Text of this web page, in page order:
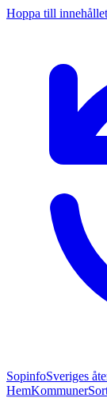
Hoppa till innehållet
SopinfoSveriges
HemKommuner